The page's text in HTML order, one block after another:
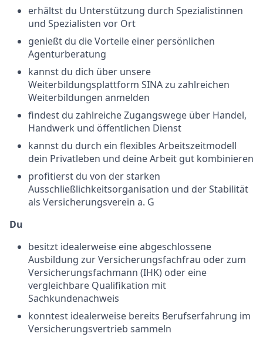
erhältst du Unterstützung durch Spezialistinnen
und Spezialisten vor Ort
genießt du die Vorteile einer persönlichen
Agenturberatung
kannst du dich über unsere
Weiterbildungsplattform SINA zu zahlreichen
Weiterbildungen anmelden
findest du zahlreiche Zugangswege über Handel,
Handwerk und öffentlichen Dienst
kannst du durch ein flexibles Arbeitszeitmodell
dein Privatleben und deine Arbeit gut kombinieren
profitierst du von der starken
Ausschließlichkeitsorganisation und der Stabilität
als Versicherungsverein a. G
Du
besitzt idealerweise eine abgeschlossene
Ausbildung zur Versicherungsfachfrau oder zum
Versicherungsfachmann (IHK) oder eine
vergleichbare Qualifikation mit
Sachkundenachweis
konntest idealerweise bereits Berufserfahrung im
Versicherungsvertrieb sammeln